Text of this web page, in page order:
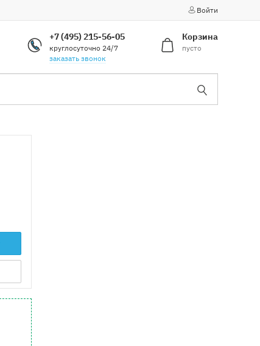
Войти
+7 (495) 215-56-05
круглосуточно 24/7
заказать звонок
Корзина
пусто